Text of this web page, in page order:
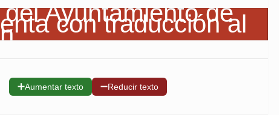
➕Aumentar texto ➖Reducir texto